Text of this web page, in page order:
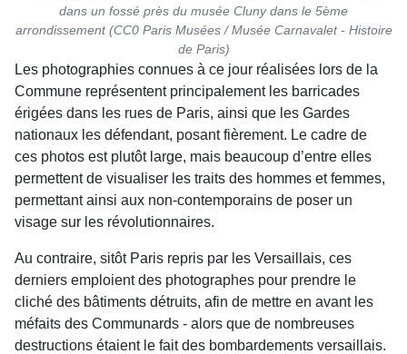
dans un fossé près du musée Cluny dans le 5ème
arrondissement (CC0 Paris Musées / Musée Carnavalet - Histoire
de Paris)
Les photographies connues à ce jour réalisées lors de la
Commune représentent principalement les barricades
érigées dans les rues de Paris, ainsi que les Gardes
nationaux les défendant, posant fièrement. Le cadre de
ces photos est plutôt large, mais beaucoup d’entre elles
permettent de visualiser les traits des hommes et femmes,
permettant ainsi aux non-contemporains de poser un
visage sur les révolutionnaires.
Au contraire, sitôt Paris repris par les Versaillais, ces
derniers emploient des photographes pour prendre le
cliché des bâtiments détruits, afin de mettre en avant les
méfaits des Communards - alors que de nombreuses
destructions étaient le fait des bombardements versaillais.